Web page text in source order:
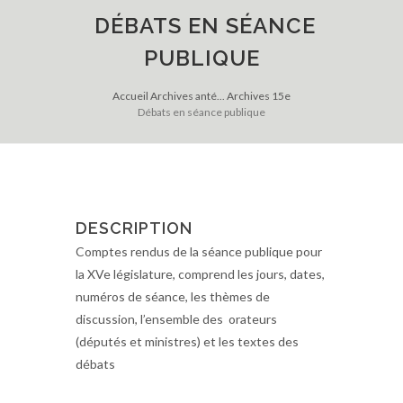
DÉBATS EN SÉANCE
PUBLIQUE
Accueil Archives anté... Archives 15e
Débats en séance publique
DESCRIPTION
Comptes rendus de la séance publique pour
la XVe législature, comprend les jours, dates,
numéros de séance, les thèmes de
discussion, l’ensemble des orateurs
(députés et ministres) et les textes des
débats